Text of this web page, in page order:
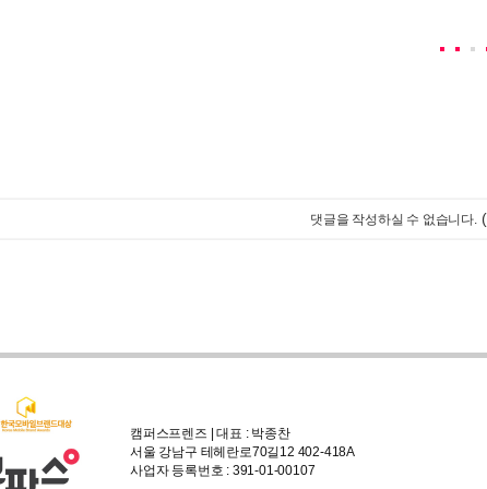
댓글을 작성하실 수 없습니다.
캠퍼스프렌즈 | 대표 : 박종찬
서울 강남구 테헤란로70길12 402-418A
사업자 등록번호 : 391-01-00107